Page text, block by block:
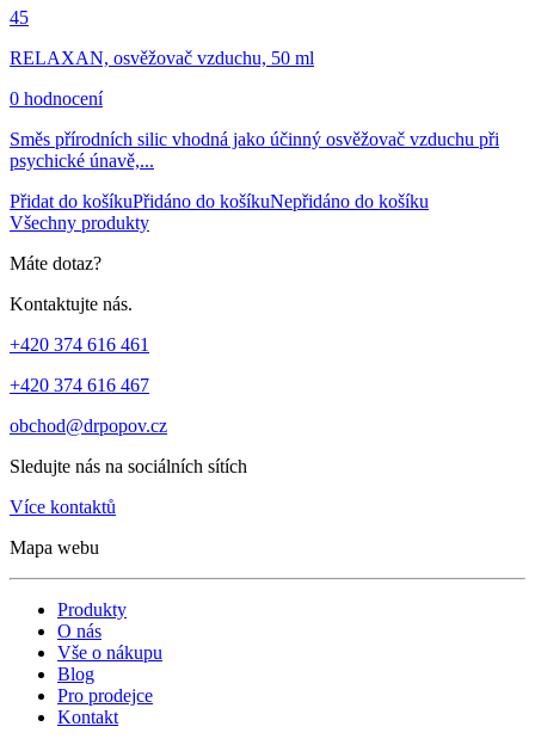
45
RELAXAN, osvěžovač vzduchu, 50 ml
0 hodnocení
Směs přírodních silic vhodná jako účinný osvěžovač vzduchu při
psychické únavě,...
Přidat do košíkuPřidáno do košíkuNepřidáno do košíku
Všechny produkty
Máte dotaz?
Kontaktujte nás.
+420 374 616 461
+420 374 616 467
obchod@drpopov.cz
Sledujte nás na sociálních sítích
Více kontaktů
Mapa webu
Produkty
O nás
Vše o nákupu
Blog
Pro prodejce
Kontakt